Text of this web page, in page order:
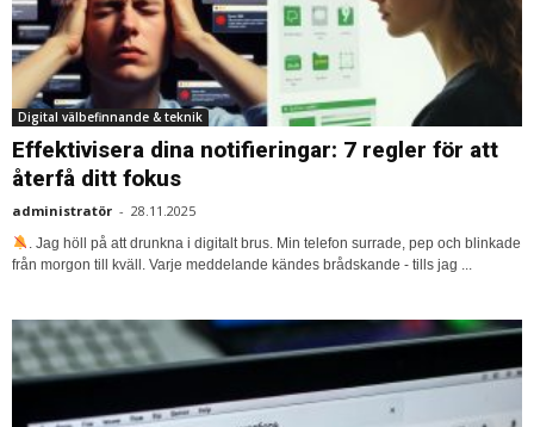
Digital välbefinnande & teknik
Effektivisera dina notifieringar: 7 regler för att
återfå ditt fokus
administratör - 28.11.2025
. Jag höll på att drunkna i digitalt brus. Min telefon surrade, pep och blinkade
från morgon till kväll. Varje meddelande kändes brådskande - tills jag ...